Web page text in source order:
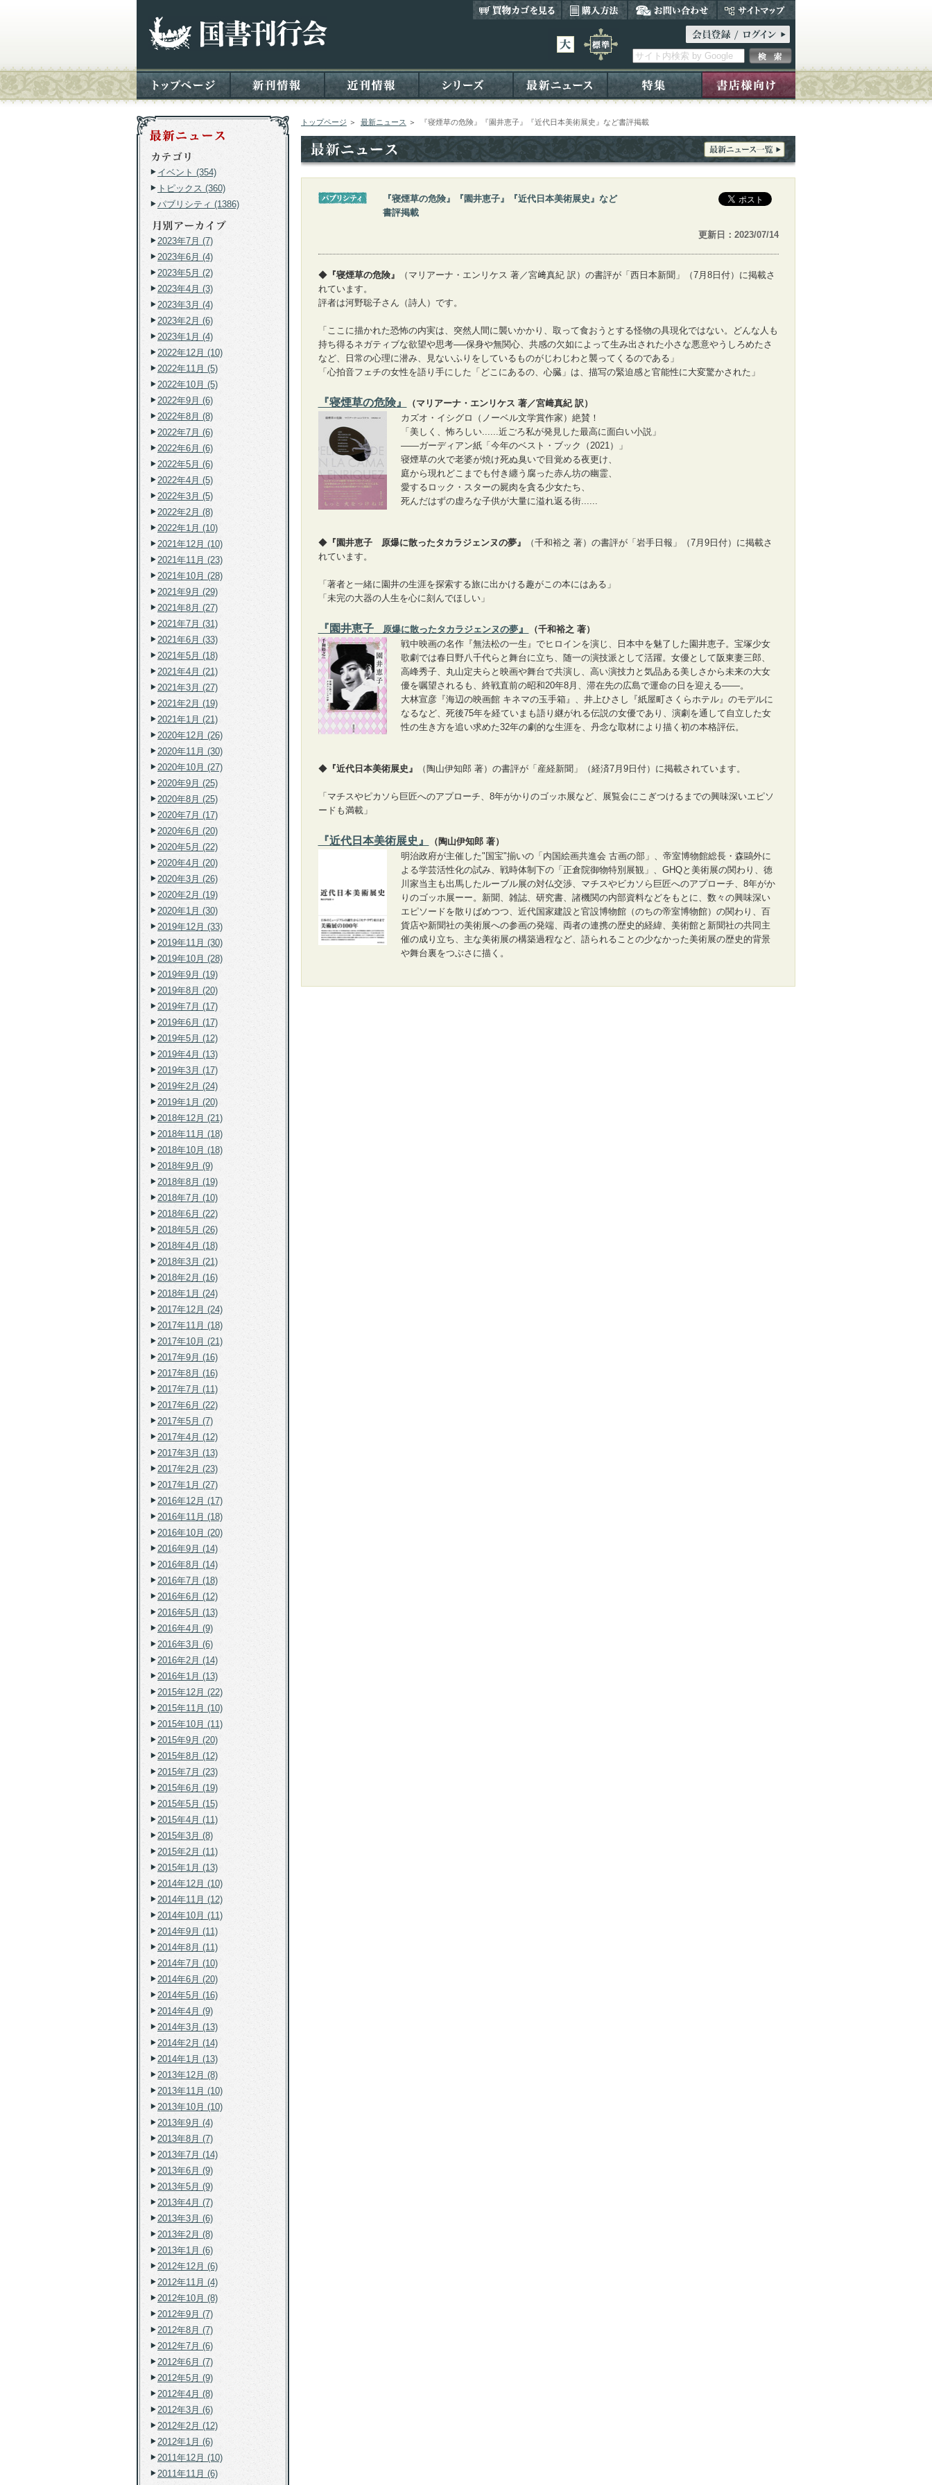
トップページ ＞ 最新ニュース ＞ 『寝煙草の危険』『園井恵子』『近代日本美術展史』など書評掲載
『寝煙草の危険』『園井恵子』『近代日本美術展史』など
書評掲載
更新日：2023/07/14
◆『寝煙草の危険』
（マリアーナ・エンリケス 著／宮﨑真紀 訳）の書評が「西日本新聞」（7月8日付）に掲載さ
れています。
評者は河野聡子さん（詩人）です。
「ここに描かれた恐怖の内実は、突然人間に襲いかかり、取って食おうとする怪物の具現化ではない。どんな人も
持ち得るネガティブな欲望や思考──保身や無関心、共感の欠如によって生み出された小さな悪意やうしろめたさ
など、日常の心理に潜み、見ないふりをしているものがじわじわと襲ってくるのである」
「心拍音フェチの女性を語り手にした「どこにあるの、心臓」は、描写の緊迫感と官能性に大変驚かされた」
『寝煙草の危険』
（マリアーナ・エンリケス 著／宮﨑真紀 訳）
カズオ・イシグロ（ノーベル文学賞作家）絶賛！
「美しく、怖ろしい......近ごろ私が発見した最高に面白い小説」
――ガーディアン紙「今年のベスト・ブック（2021）」
寝煙草の火で老婆が焼け死ぬ臭いで目覚める夜更け、
庭から現れどこまでも付き纏う腐った赤ん坊の幽霊、
愛するロック・スターの屍肉を貪る少女たち、
死んだはずの虚ろな子供が大量に溢れ返る街......
◆『園井恵子 原爆に散ったタカラジェンヌの夢』
（千和裕之 著）の書評が「岩手日報」（7月9日付）に掲載さ
れています。
「著者と一緒に園井の生涯を探索する旅に出かける趣がこの本にはある」
「未完の大器の人生を心に刻んでほしい」
『園井恵子原爆に散ったタカラジェンヌの夢』
（千和裕之 著）
戦中映画の名作『無法松の一生』でヒロインを演じ、日本中を魅了した園井恵子。宝塚少女
歌劇では春日野八千代らと舞台に立ち、随一の演技派として活躍。女優として阪東妻三郎、
高峰秀子、丸山定夫らと映画や舞台で共演し、高い演技力と気品ある美しさから未来の大女
優を嘱望されるも、終戦直前の昭和20年8月、滞在先の広島で運命の日を迎える――。
大林宣彦『海辺の映画館 キネマの玉手箱』、井上ひさし『紙屋町さくらホテル』のモデルに
なるなど、死後75年を経ていまも語り継がれる伝説の女優であり、演劇を通して自立した女
性の生き方を追い求めた32年の劇的な生涯を、丹念な取材により描く初の本格評伝。
◆『近代日本美術展史』 （陶山伊知郎 著）の書評が「産経新聞」（経済7月9日付）に掲載されています。
「マチスやピカソら巨匠へのアプローチ、8年がかりのゴッホ展など、展覧会にこぎつけるまでの興味深いエピソ
ードも満載」
『近代日本美術展史』
（陶山伊知郎 著）
明治政府が主催した"国宝"揃いの「内国絵画共進会 古画の部」、帝室博物館総長・森鷗外に
よる学芸活性化の試み、戦時体制下の「正倉院御物特別展観」、GHQと美術展の関わり、徳
川家当主も出馬したルーブル展の対仏交渉、マチスやビカソら巨匠へのアプローチ、8年がか
りのゴッホ展ーー。新聞、雑誌、研究書、諸機関の内部資料などをもとに、数々の興味深い
エピソードを散りばめつつ、近代国家建設と官設博物館（のちの帝室博物館）の関わり、百
貨店や新聞社の美術展への参画の発端、両者の連携の歴史的経緯、美術館と新聞社の共同主
催の成り立ち、主な美術展の構築過程など、語られることの少なかった美術展の歴史的背景
や舞台裏をつぶさに描く。
イベント (354)
トピックス (360)
パブリシティ (1386)
2023年7月 (7)
2023年6月 (4)
2023年5月 (2)
2023年4月 (3)
2023年3月 (4)
2023年2月 (6)
2023年1月 (4)
2022年12月 (10)
2022年11月 (5)
2022年10月 (5)
2022年9月 (6)
2022年8月 (8)
2022年7月 (6)
2022年6月 (6)
2022年5月 (6)
2022年4月 (5)
2022年3月 (5)
2022年2月 (8)
2022年1月 (10)
2021年12月 (10)
2021年11月 (23)
2021年10月 (28)
2021年9月 (29)
2021年8月 (27)
2021年7月 (31)
2021年6月 (33)
2021年5月 (18)
2021年4月 (21)
2021年3月 (27)
2021年2月 (19)
2021年1月 (21)
2020年12月 (26)
2020年11月 (30)
2020年10月 (27)
2020年9月 (25)
2020年8月 (25)
2020年7月 (17)
2020年6月 (20)
2020年5月 (22)
2020年4月 (20)
2020年3月 (26)
2020年2月 (19)
2020年1月 (30)
2019年12月 (33)
2019年11月 (30)
2019年10月 (28)
2019年9月 (19)
2019年8月 (20)
2019年7月 (17)
2019年6月 (17)
2019年5月 (12)
2019年4月 (13)
2019年3月 (17)
2019年2月 (24)
2019年1月 (20)
2018年12月 (21)
2018年11月 (18)
2018年10月 (18)
2018年9月 (9)
2018年8月 (19)
2018年7月 (10)
2018年6月 (22)
2018年5月 (26)
2018年4月 (18)
2018年3月 (21)
2018年2月 (16)
2018年1月 (24)
2017年12月 (24)
2017年11月 (18)
2017年10月 (21)
2017年9月 (16)
2017年8月 (16)
2017年7月 (11)
2017年6月 (22)
2017年5月 (7)
2017年4月 (12)
2017年3月 (13)
2017年2月 (23)
2017年1月 (27)
2016年12月 (17)
2016年11月 (18)
2016年10月 (20)
2016年9月 (14)
2016年8月 (14)
2016年7月 (18)
2016年6月 (12)
2016年5月 (13)
2016年4月 (9)
2016年3月 (6)
2016年2月 (14)
2016年1月 (13)
2015年12月 (22)
2015年11月 (10)
2015年10月 (11)
2015年9月 (20)
2015年8月 (12)
2015年7月 (23)
2015年6月 (19)
2015年5月 (15)
2015年4月 (11)
2015年3月 (8)
2015年2月 (11)
2015年1月 (13)
2014年12月 (10)
2014年11月 (12)
2014年10月 (11)
2014年9月 (11)
2014年8月 (11)
2014年7月 (10)
2014年6月 (20)
2014年5月 (16)
2014年4月 (9)
2014年3月 (13)
2014年2月 (14)
2014年1月 (13)
2013年12月 (8)
2013年11月 (10)
2013年10月 (10)
2013年9月 (4)
2013年8月 (7)
2013年7月 (14)
2013年6月 (9)
2013年5月 (9)
2013年4月 (7)
2013年3月 (6)
2013年2月 (8)
2013年1月 (6)
2012年12月 (6)
2012年11月 (4)
2012年10月 (8)
2012年9月 (7)
2012年8月 (7)
2012年7月 (6)
2012年6月 (7)
2012年5月 (9)
2012年4月 (8)
2012年3月 (6)
2012年2月 (12)
2012年1月 (6)
2011年12月 (10)
2011年11月 (6)